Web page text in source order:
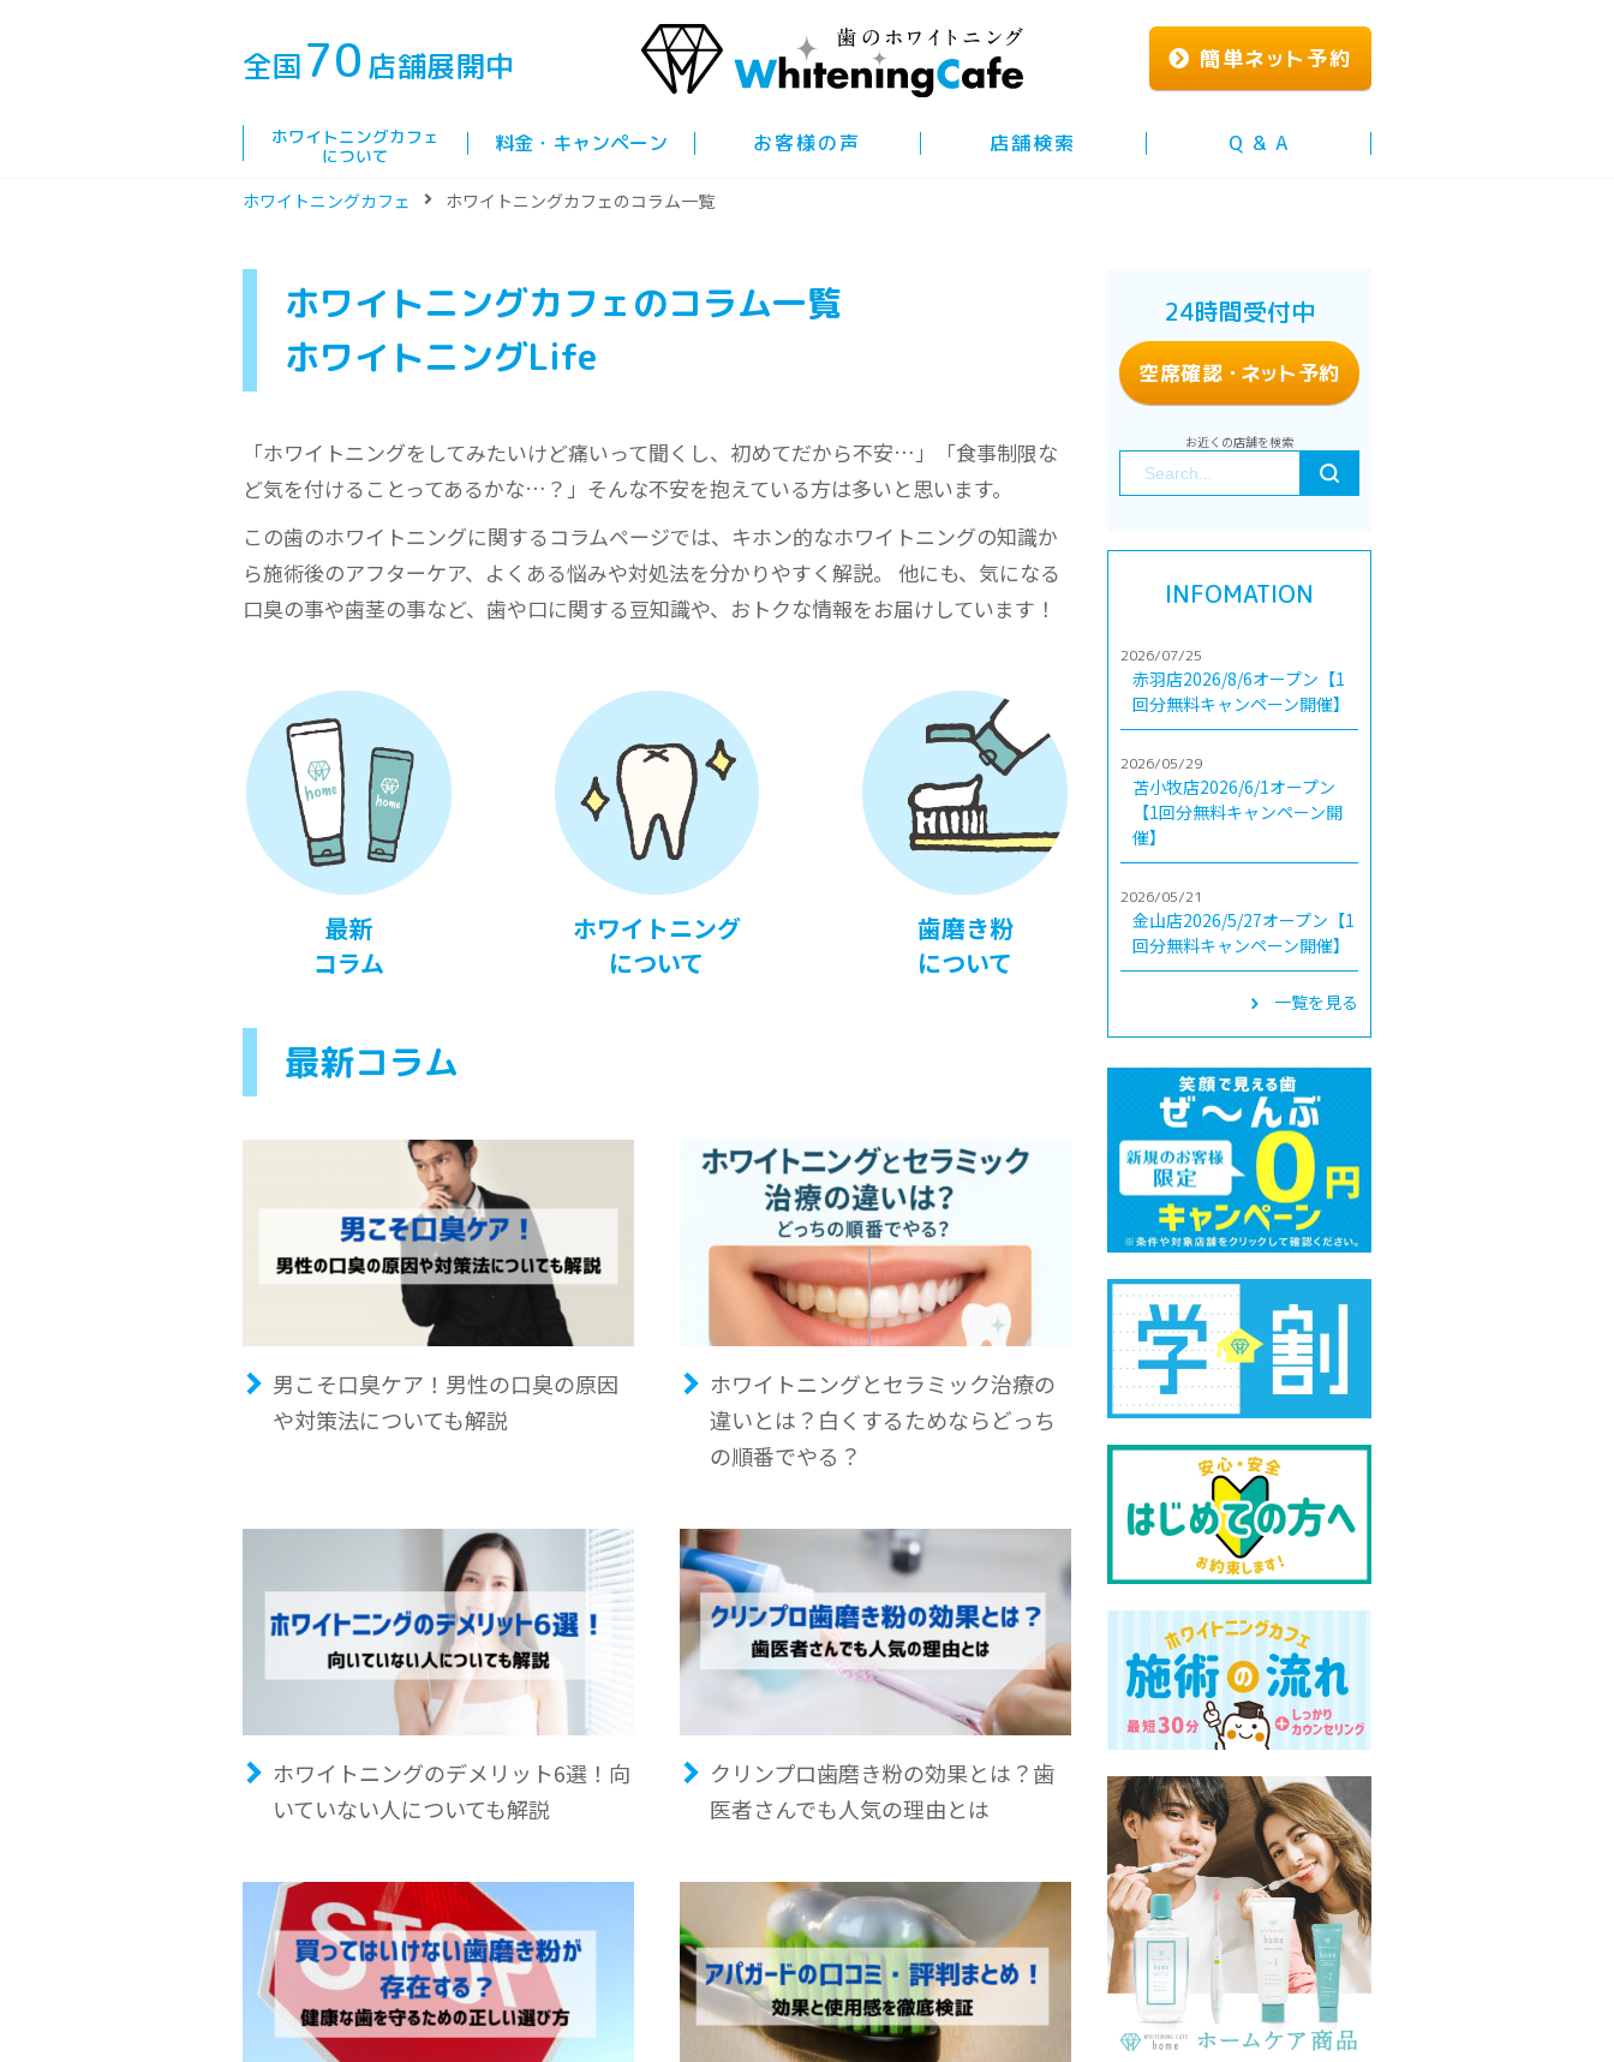
全国70 店舗展開中 簡単ネッ ト予約
ホワイトニングカフェ
について
料金・キャンペーン お客様の声 店舗検索 Q & A
ホワイトニングカフェ ホワイトニングカフェのコラム一覧
ホワイトニングカフェのコラム一覧
ホワイトニングLife
「ホワイトニングをしてみたいけど痛いって聞くし、初めてだから不安…」「食事制限な
ど気を付けることってあるかな…？」そんな不安を抱えている方は多いと思います。
この歯のホワイトニングに関するコラムページでは、キホン的なホワイトニングの知識か
ら施術後のアフターケア、よくある悩みや対処法を分かりやすく解説。 他にも、気になる
口臭の事や歯茎の事など、歯や口に関する豆知識や、おトクな情報をお届けしています！
最新
コラム
ホワイトニング
について
歯磨き粉
について
最新コラム
男こそ口臭ケア！男性の口臭の原因
や対策法についても解説
ホワイトニングとセラミック治療の
違いとは？白くするためならどっち
の順番でやる？
ホワイトニングのデメリット6選！向
いていない人についても解説
クリンプロ歯磨き粉の効果とは？歯
医者さんでも人気の理由とは
24時間受付中
空席確認 ・ネット予約
お近くの店舗を検索
INFOMATION
2026/07/25
赤羽店2026/8/6オープン【1
回分無料キャンペーン開催】
2026/05/29
苫小牧店2026/6/1オープン
【1回分無料キャンペーン開
催】
2026/05/21
金山店2026/5/27オープン【1
回分無料キャンペーン開催】
一覧を見る